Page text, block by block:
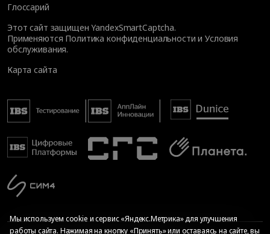
Глоссарий
Этот сайт защищен YandexSmartCaptcha.
Применяются Политика конфиденциальности иУсловия
обслуживания.
Карта сайта
Мы используем cookie и сервис «Яндекс.Метрика» для улучшения
работы сайта. Нажимая на кнопку «Принять» или оставаясь на сайте, вы